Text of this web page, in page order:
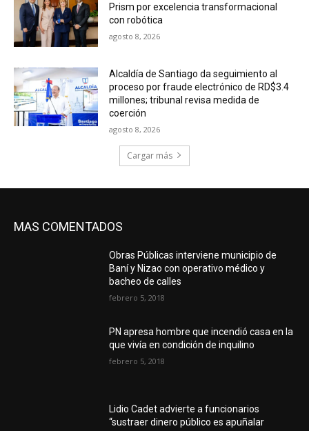
Prism por excelencia transformacional
con robótica
agosto 8, 2026
Alcaldía de Santiago da seguimiento al
proceso por fraude electrónico de RD$3.4
millones; tribunal revisa medida de
coerción
agosto 8, 2026
Cargar más
MAS COMENTADOS
Obras Públicas interviene municipio de
Baní y Nizao con operativo médico y
bacheo de calles
febrero 5, 2018
PN apresa hombre que incendió casa en la
que vivía en condición de inquilino
febrero 5, 2018
Lidio Cadet advierte a funcionarios
“sustraer dinero público es apuñalar